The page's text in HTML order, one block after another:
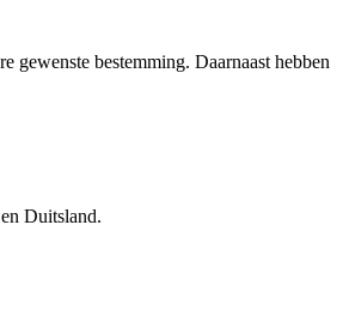
gewenste bestemming. Daarnaast hebben
Duitsland.